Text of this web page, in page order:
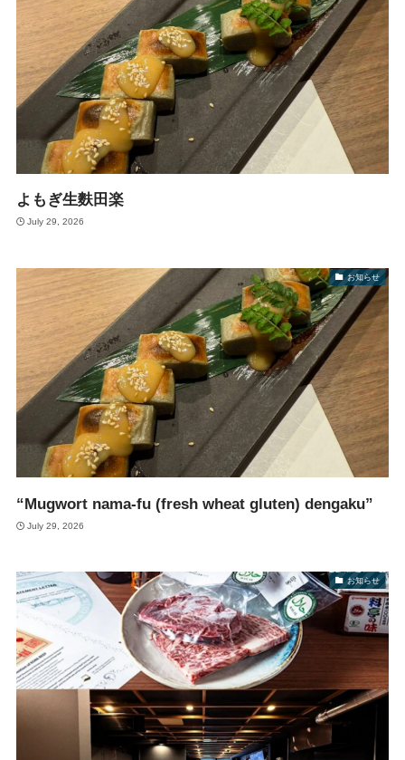
よもぎ生麩田楽
July 29, 2026
お知らせ
“Mugwort nama-fu (fresh wheat gluten) dengaku”
July 29, 2026
お知らせ